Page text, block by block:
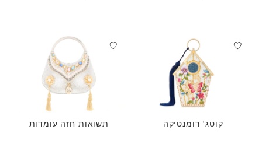
קוטג' רומנטיקה תשואות חזה עומדות